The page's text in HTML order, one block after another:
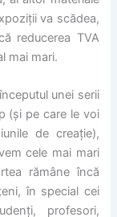
va scădea,
reducerea TVA
mai mari.
unei serii
(și pe care le voi
de creație),
cele mai mari
rămâne încă
în special cei
profesori,